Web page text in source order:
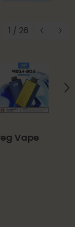
1 / 26
Vape